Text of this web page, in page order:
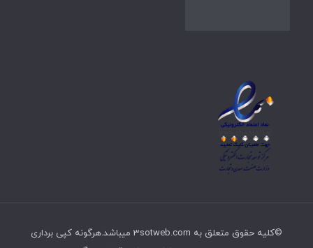
©کلیه حقوق متعلق به 3sotweb.com میباشد.هرگونه کپی برداری